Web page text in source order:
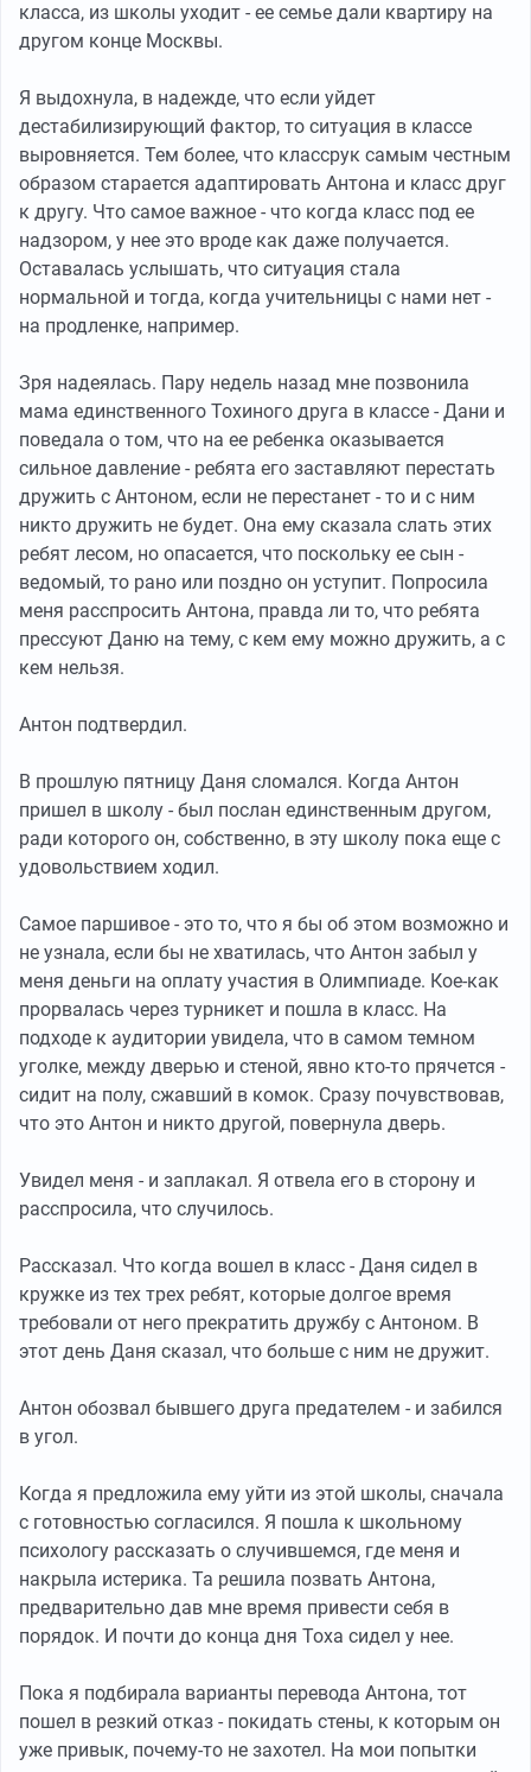
класса, из школы уходит - ее семье дали квартиру на
другом конце Москвы.
Я выдохнула, в надежде, что если уйдет
дестабилизирующий фактор, то ситуация в классе
выровняется. Тем более, что классрук самым честным
образом старается адаптировать Антона и класс друг
к другу. Что самое важное - что когда класс под ее
надзором, у нее это вроде как даже получается.
Оставалась услышать, что ситуация стала
нормальной и тогда, когда учительницы с нами нет -
на продленке, например.
Зря надеялась. Пару недель назад мне позвонила
мама единственного Тохиного друга в классе - Дани и
поведала о том, что на ее ребенка оказывается
сильное давление - ребята его заставляют перестать
дружить с Антоном, если не перестанет - то и с ним
никто дружить не будет. Она ему сказала слать этих
ребят лесом, но опасается, что поскольку ее сын -
ведомый, то рано или поздно он уступит. Попросила
меня расспросить Антона, правда ли то, что ребята
прессуют Даню на тему, с кем ему можно дружить, а с
кем нельзя.
Антон подтвердил.
В прошлую пятницу Даня сломался. Когда Антон
пришел в школу - был послан единственным другом,
ради которого он, собственно, в эту школу пока еще с
удовольствием ходил.
Самое паршивое - это то, что я бы об этом возможно и
не узнала, если бы не хватилась, что Антон забыл у
меня деньги на оплату участия в Олимпиаде. Кое-как
прорвалась через турникет и пошла в класс. На
подходе к аудитории увидела, что в самом темном
уголке, между дверью и стеной, явно кто-то прячется -
сидит на полу, сжавший в комок. Сразу почувствовав,
что это Антон и никто другой, повернула дверь.
Увидел меня - и заплакал. Я отвела его в сторону и
расспросила, что случилось.
Рассказал. Что когда вошел в класс - Даня сидел в
кружке из тех трех ребят, которые долгое время
требовали от него прекратить дружбу с Антоном. В
этот день Даня сказал, что больше с ним не дружит.
Антон обозвал бывшего друга предателем - и забился
в угол.
Когда я предложила ему уйти из этой школы, сначала
с готовностью согласился. Я пошла к школьному
психологу рассказать о случившемся, где меня и
накрыла истерика. Та решила позвать Антона,
предварительно дав мне время привести себя в
порядок. И почти до конца дня Тоха сидел у нее.
Пока я подбирала варианты перевода Антона, тот
пошел в резкий отказ - покидать стены, к которым он
уже привык, почему-то не захотел. На мои попытки